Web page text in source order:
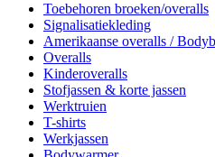
Toebehoren broeken/overalls
Signalisatiekleding
Amerikaanse overalls /
Overalls
Kinderoveralls
Stofjassen & korte jassen
Werktruien
T-shirts
Werkjassen